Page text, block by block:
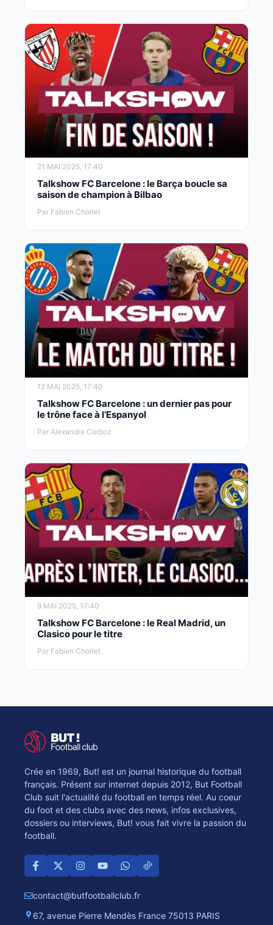
21 MAI 2025, 17:40
Talkshow FC Barcelone : le Barça boucle sa
saison de champion à Bilbao
Par Fabien Chorlet
12 MAI 2025, 17:40
Talkshow FC Barcelone : un dernier pas pour
le trône face à l’Espanyol
Par Alexandre Corboz
9 MAI 2025, 17:40
Talkshow FC Barcelone : le Real Madrid, un
Clasico pour le titre
Par Fabien Chorlet
Crée en 1969, But! est un journal historique du football
français. Présent sur internet depuis 2012, But Football
Club suit l'actualité du football en temps réel. Au coeur
du foot et des clubs avec des news, infos exclusives,
dossiers ou interviews, But! vous fait vivre la passion du
football.
contact@butfootballclub.fr
67, avenue Pierre Mendès France 75013 PARIS